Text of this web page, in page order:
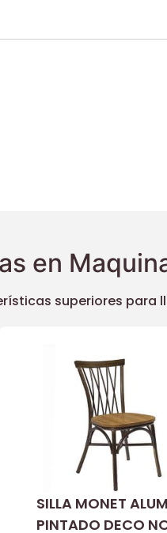
en
superiores para
SILLA MONET
PINTADO DECO